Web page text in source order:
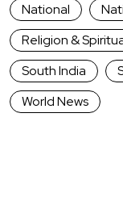
National
Religion &
South India
World News